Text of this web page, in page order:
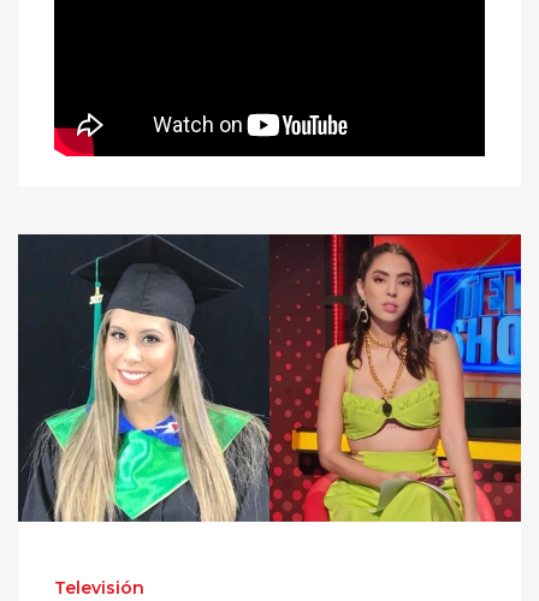
Televisión